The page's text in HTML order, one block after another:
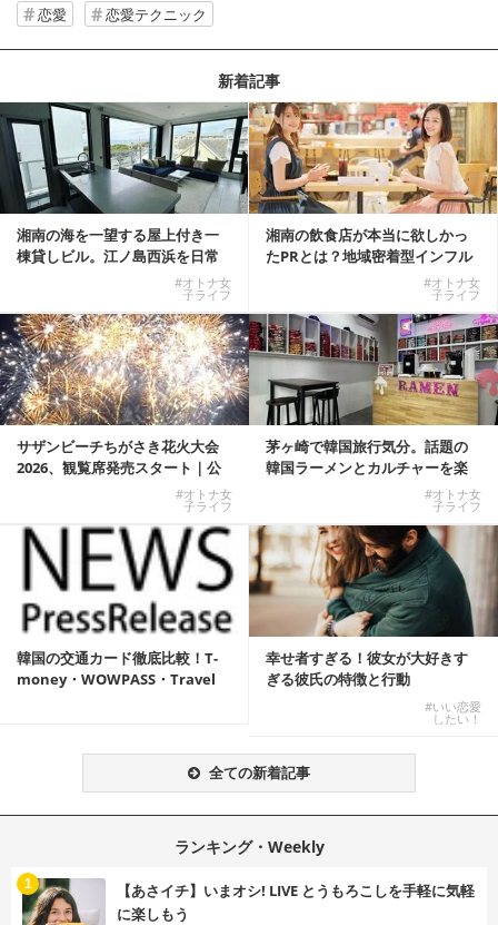
恋愛
恋愛テクニック
新着記事
湘南の海を一望する屋上付き一
棟貸しビル。江ノ島西浜を日常
#オトナ女
子ライフ
湘南の飲食店が本当に欲しかっ
たPRとは？地域密着型インフル
#オトナ女
子ライフ
サザンビーチちがさき花火大会
2026、観覧席発売スタート｜公
#オトナ女
子ライフ
茅ヶ崎で韓国旅行気分。話題の
韓国ラーメンとカルチャーを楽
#オトナ女
子ライフ
韓国の交通カード徹底比較！T-
money・WOWPASS・Travel
幸せ者すぎる！彼女が大好きす
ぎる彼氏の特徴と行動
#いい恋愛
したい！
全ての新着記事
ランキング・Weekly
【あさイチ】いまオシ! LIVE とうもろこしを手軽に気軽
に楽しもう
1